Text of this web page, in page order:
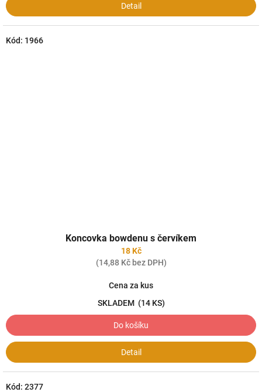
Detail
Koncovka bowdenu s červíkem
18 Kč
(14,88 Kč bez DPH)
Cena za kus
SKLADEM (14 KS)
Do košíku
Detail
Kód: 1966
Kód: 2377